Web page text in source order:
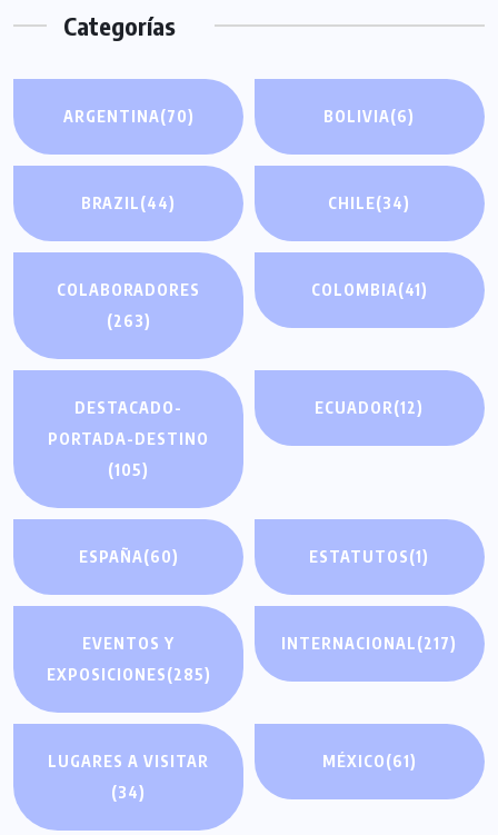
Categorías
ARGENTINA(70) BOLIVIA(6)
BRAZIL(44) CHILE(34)
COLABORADORES
(263)
COLOMBIA(41)
DESTACADO-
PORTADA-DESTINO
(105)
ECUADOR(12)
ESPAÑA(60) ESTATUTOS(1)
EVENTOS Y
EXPOSICIONES(285)
INTERNACIONAL(217)
LUGARES A VISITAR
(34)
MÉXICO(61)